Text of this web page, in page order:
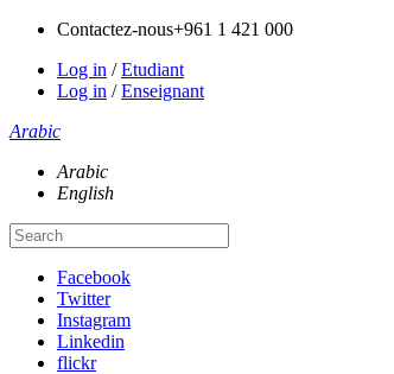
Contactez-nous+961 1 421 000
Log in /Etudiant
Log in /Enseignant
Arabic
Arabic
English
Facebook
Twitter
Instagram
Linkedin
flickr